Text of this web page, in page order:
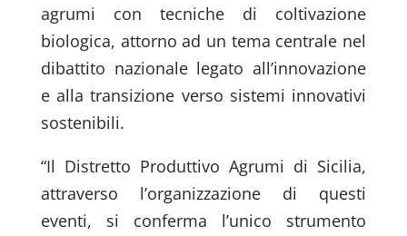
agrumi con tecniche di coltivazione
biologica, attorno ad un tema centrale nel
dibattito nazionale legato all’innovazione
e alla transizione verso sistemi innovativi
sostenibili.
“Il Distretto Produttivo Agrumi di Sicilia,
attraverso l’organizzazione di questi
eventi, si conferma l’unico strumento